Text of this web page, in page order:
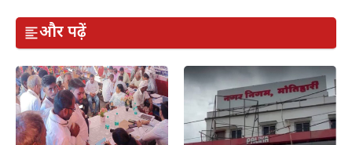
और पढ़ें